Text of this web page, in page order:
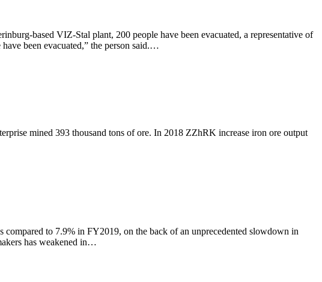
based VIZ-Stal plant, 200 people have been evacuated, a representative of
been evacuated,” the person said.…
mined 393 thousand tons of ore. In 2018 ZZhRK increase iron ore output
to 7.9% in FY2019, on the back of an unprecedented slowdown in
has weakened in…